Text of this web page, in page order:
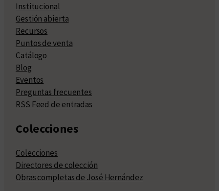
Institucional
Gestión abierta
Recursos
Puntos de venta
Catálogo
Blog
Eventos
Preguntas frecuentes
RSS Feed de entradas
Colecciones
Colecciones
Directores de colección
Obras completas de José Hernández